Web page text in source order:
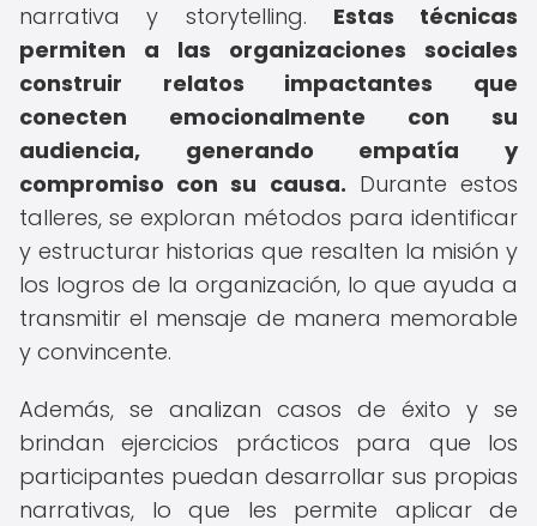
narrativa y storytelling. Estas técnicas
permiten a las organizaciones sociales
construir relatos impactantes que
conecten emocionalmente con su
audiencia, generando empatía y
compromiso con su causa. Durante estos
talleres, se exploran métodos para identificar
y estructurar historias que resalten la misión y
los logros de la organización, lo que ayuda a
transmitir el mensaje de manera memorable
y convincente.
Además, se analizan casos de éxito y se
brindan ejercicios prácticos para que los
participantes puedan desarrollar sus propias
narrativas, lo que les permite aplicar de